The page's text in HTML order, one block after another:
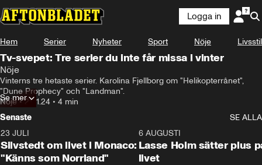
Logga in
Hem Serier Nyheter Sport Nöje Livsstil
Tv-svepet: Tre serier du inte får missa i vinter
Nöje
Vinterns tre hetaste serier. Karolina Fjellborg om "Helikopterrånet",
"Dune Prophecy" och "Landman".
Nöje•21.11.24 • 4 min
Se mer
Senaste
SE ALLA
23 JULI
Silvstedt om livet i Monaco:
"Känns som Norrland"
6 AUGUSTI
Lasse Holm sätter plus
livet